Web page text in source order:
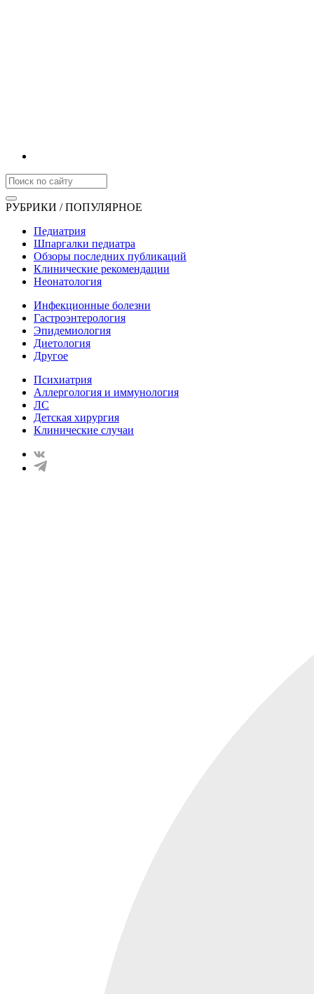
РУБРИКИ / ПОПУЛЯРНОЕ
Педиатрия
Шпаргалки педиатра
Обзоры последних публикаций
Клинические рекомендации
Неонатология
Инфекционные болезни
Гастроэнтерология
Эпидемиология
Диетология
Другое
Психиатрия
Аллергология и иммунология
ЛС
Детская хирургия
Клинические случаи